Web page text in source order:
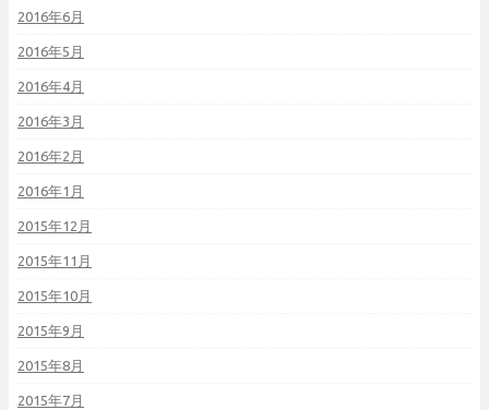
2016年6月
2016年5月
2016年4月
2016年3月
2016年2月
2016年1月
2015年12月
2015年11月
2015年10月
2015年9月
2015年8月
2015年7月